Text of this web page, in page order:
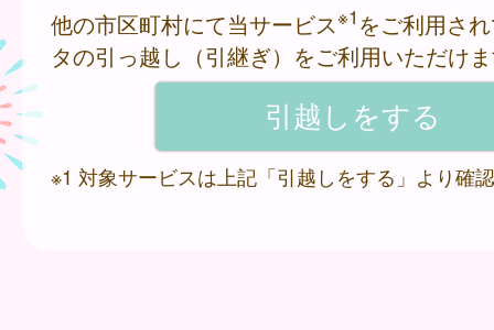
他の市区町村にて当サービス※1 をご利用さ
タの引っ越し（引継ぎ）をご利用いただけ
※1 対象サービスは上記「引越しをする」より確